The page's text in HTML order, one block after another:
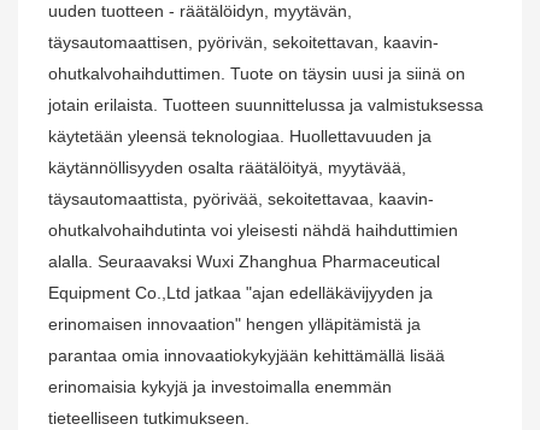
uuden tuotteen - räätälöidyn, myytävän,
täysautomaattisen, pyörivän, sekoitettavan, kaavin-
ohutkalvohaihduttimen. Tuote on täysin uusi ja siinä on
jotain erilaista. Tuotteen suunnittelussa ja valmistuksessa
käytetään yleensä teknologiaa. Huollettavuuden ja
käytännöllisyyden osalta räätälöityä, myytävää,
täysautomaattista, pyörivää, sekoitettavaa, kaavin-
ohutkalvohaihdutinta voi yleisesti nähdä haihduttimien
alalla. Seuraavaksi Wuxi Zhanghua Pharmaceutical
Equipment Co.,Ltd jatkaa "ajan edelläkävijyyden ja
erinomaisen innovaation" hengen ylläpitämistä ja
parantaa omia innovaatiokykyjään kehittämällä lisää
erinomaisia ​​kykyjä ja investoimalla enemmän
tieteelliseen tutkimukseen.